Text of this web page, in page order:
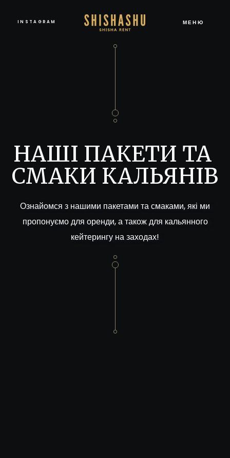
INSTAGRAM МЕНЮ
НАШІ ПАКЕТИ ТА
СМАКИ КАЛЬЯНІВ
Ознайомся з нашими пакетами та смаками, які ми
пропонуємо для оренди, а також для кальянного
кейтерингу на заходах!